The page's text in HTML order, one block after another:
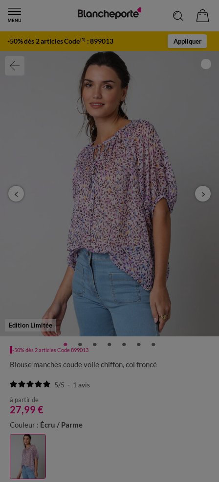
-50% dès 2 articles Code(1) :899013 Appliquer
Edition Limitée
-50% dès 2 articles Code 899013
Blouse manches coude voile chiffon, col froncé
5/5 - 1 avis
à partir de
27,99 €
Couleur : Écru / Parme